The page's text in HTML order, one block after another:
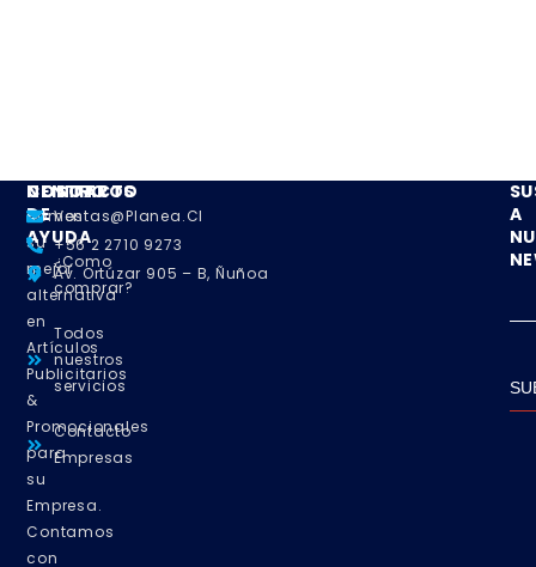
NOSOTROS
Somos
su
mejor
alternativa
en
Artículos
Publicitarios
&
Promocionales
para
su
Empresa.
Contamos
con
CENTRO
DE
AYUDA
¿Como
comprar?
Todos
nuestros
servicios
Contacto
Empresas
CONTACTO
Ventas@planea.cl
+56 2 2710 9273
Av. Ortúzar 905 – B, Ñuñoa
A